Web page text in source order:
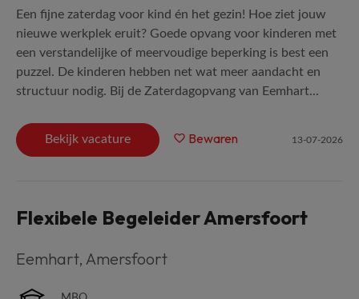
Een fijne zaterdag voor kind én het gezin! Hoe ziet jouw
nieuwe werkplek eruit? Goede opvang voor kinderen met
een verstandelijke of meervoudige beperking is best een
puzzel. De kinderen hebben net wat meer aandacht en
structuur nodig. Bij de Zaterdagopvang van Eemhart...
Bekijk vacature Bewaren 13-07-2026
Flexibele Begeleider Amersfoort
Eemhart, Amersfoort